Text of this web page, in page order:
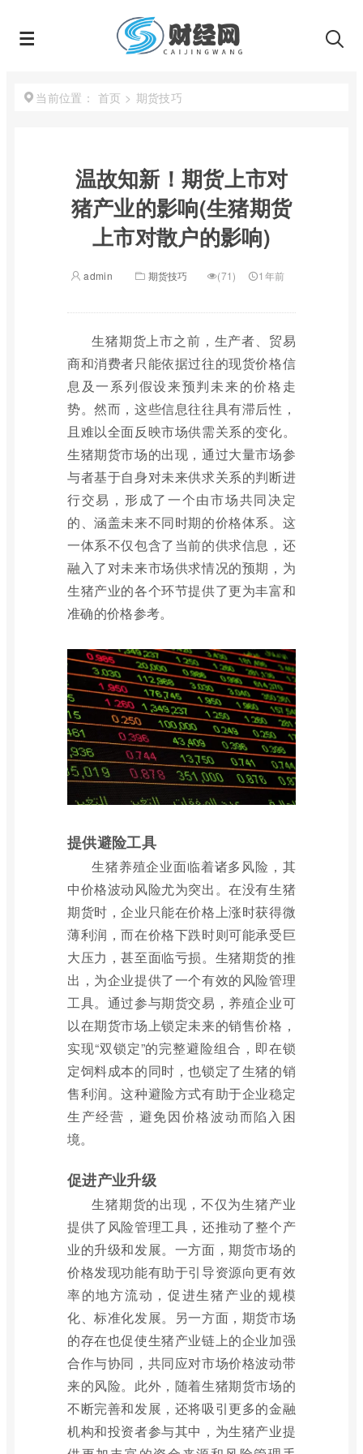
当前位置： 首页 > 期货技巧
温故知新！期货上市对
猪产业的影响(生猪期货
上市对散户的影响)
admin 期货技巧 (71) 1年前
生猪期货上市之前，生产者、贸易
商和消费者只能依据过往的现货价格信
息及一系列假设来预判未来的价格走
势。然而，这些信息往往具有滞后性，
且难以全面反映市场供需关系的变化。
生猪期货市场的出现，通过大量市场参
与者基于自身对未来供求关系的判断进
行交易，形成了一个由市场共同决定
的、涵盖未来不同时期的价格体系。这
一体系不仅包含了当前的供求信息，还
融入了对未来市场供求情况的预期，为
生猪产业的各个环节提供了更为丰富和
准确的价格参考。
提供避险工具
生猪养殖企业面临着诸多风险，其
中价格波动风险尤为突出。在没有生猪
期货时，企业只能在价格上涨时获得微
薄利润，而在价格下跌时则可能承受巨
大压力，甚至面临亏损。生猪期货的推
出，为企业提供了一个有效的风险管理
工具。通过参与期货交易，养殖企业可
以在期货市场上锁定未来的销售价格，
实现“双锁定”的完整避险组合，即在锁
定饲料成本的同时，也锁定了生猪的销
售利润。这种避险方式有助于企业稳定
生产经营，避免因价格波动而陷入困
境。
促进产业升级
生猪期货的出现，不仅为生猪产业
提供了风险管理工具，还推动了整个产
业的升级和发展。一方面，期货市场的
价格发现功能有助于引导资源向更有效
率的地方流动，促进生猪产业的规模
化、标准化发展。另一方面，期货市场
的存在也促使生猪产业链上的企业加强
合作与协同，共同应对市场价格波动带
来的风险。此外，随着生猪期货市场的
不断完善和发展，还将吸引更多的金融
机构和投资者参与其中，为生猪产业提